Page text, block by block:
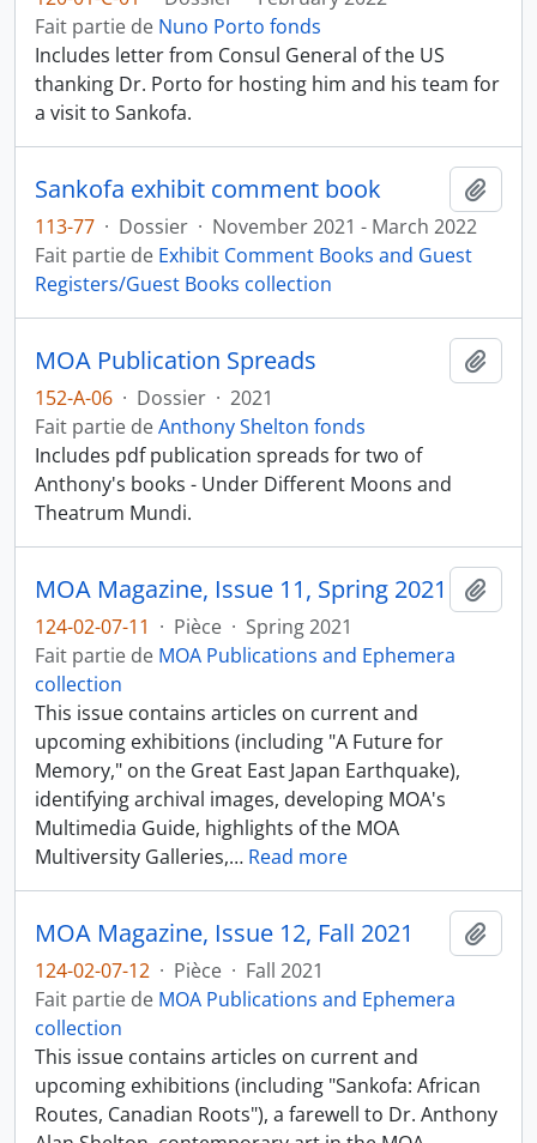
Fait partie de Nuno Porto fonds
Includes letter from Consul General of the US
thanking Dr. Porto for hosting him and his team for
a visit to Sankofa.
Sankofa exhibit comment book
113-77 · Dossier · November 2021 - March 2022
Fait partie de Exhibit Comment Books and Guest
Registers/Guest Books collection
MOA Publication Spreads
152-A-06 · Dossier · 2021
Fait partie deAnthony Shelton fonds
Includes pdf publication spreads for two of
Anthony's books - Under Different Moons and
Theatrum Mundi.
MOA Magazine, Issue 11, Spring 2021
124-02-07-11 · Pièce · Spring 2021
Fait partie de MOA Publications and Ephemera
collection
This issue contains articles on current and
upcoming exhibitions (including "A Future for
Memory," on the Great East Japan Earthquake),
identifying archival images, developing MOA's
Multimedia Guide, highlights of the MOA
Multiversity Galleries,… Read more
MOA Magazine, Issue 12, Fall 2021
124-02-07-12 · Pièce · Fall 2021
Fait partie de MOA Publications and Ephemera
collection
This issue contains articles on current and
upcoming exhibitions (including "Sankofa: African
Routes, Canadian Roots"), a farewell to Dr. Anthony